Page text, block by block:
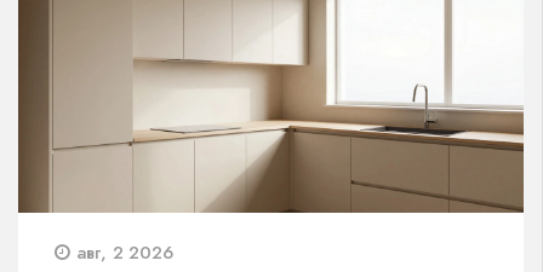
авг, 2 2026